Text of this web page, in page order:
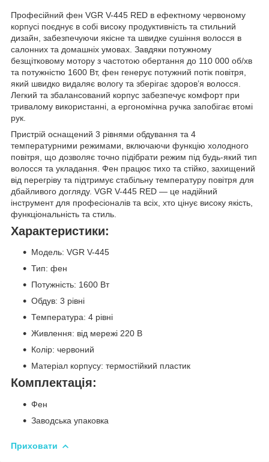
Професійний фен VGR V-445 RED в ефектному червоному
корпусі поєднує в собі високу продуктивність та стильний
дизайн, забезпечуючи якісне та швидке сушіння волосся в
салонних та домашніх умовах. Завдяки потужному
безщітковому мотору з частотою обертання до 110 000 об/хв
та потужністю 1600 Вт, фен генерує потужний потік повітря,
який швидко видаляє вологу та зберігає здоров’я волосся.
Легкий та збалансований корпус забезпечує комфорт при
тривалому використанні, а ергономічна ручка запобігає втомі
рук.
Пристрій оснащений 3 рівнями обдування та 4
температурними режимами, включаючи функцію холодного
повітря, що дозволяє точно підібрати режим під будь-який тип
волосся та укладання. Фен працює тихо та стійко, захищений
від перегріву та підтримує стабільну температуру повітря для
дбайливого догляду. VGR V-445 RED — це надійний
інструмент для професіоналів та всіх, хто цінує високу якість,
функціональність та стиль.
Характеристики:
Модель: VGR V-445
Тип: фен
Потужність: 1600 Вт
Обдув: 3 рівні
Температура: 4 рівні
Живлення: від мережі 220 В
Колір: червоний
Матеріал корпусу: термостійкий пластик
Комплектація:
Фен
Заводська упаковка
Приховати